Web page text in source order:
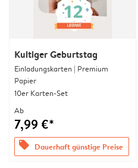
Kultiger Geburtstag
Einladungskarten | Premium
Papier
10er Karten-Set
Ab
7,99 €*
offers Dauerhaft günstige Preise